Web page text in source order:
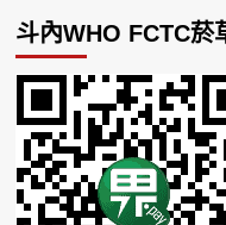
斗內WHO FCTC菸